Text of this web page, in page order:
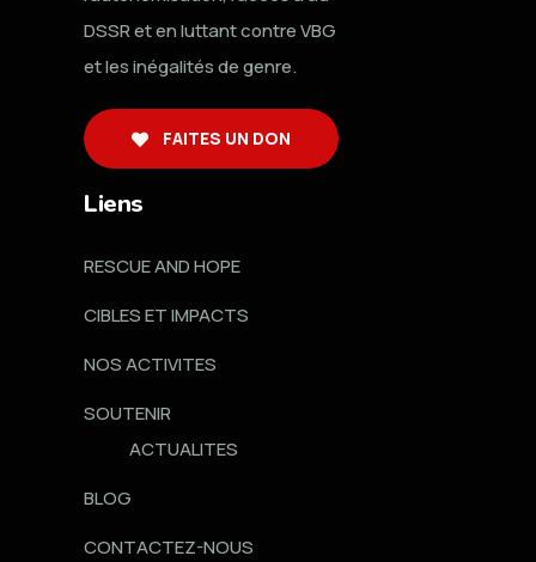
DSSR et en luttant contre VBG
et les inégalités de genre.
FAITES UN DON
Liens
RESCUE AND HOPE
CIBLES ET IMPACTS
NOS ACTIVITES
SOUTENIR
ACTUALITES
BLOG
CONTACTEZ-NOUS